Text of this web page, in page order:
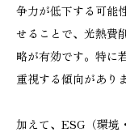
争力が低下する可能
せることで、光熱費
略が有効です。特に
重視する傾向があり
加えて、ESG（環境